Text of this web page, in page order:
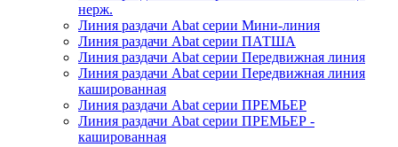
нерж.
Линия раздачи Abat серии Мини-линия
Линия раздачи Abat серии ПАТША
Линия раздачи Abat серии Передвижная линия
Линия раздачи Abat серии Передвижная линия
кашированная
Линия раздачи Abat серии ПРЕМЬЕР
Линия раздачи Abat серии ПРЕМЬЕР -
кашированная